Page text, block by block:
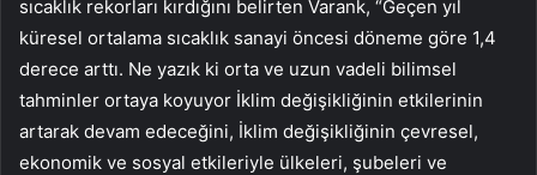
sıcaklık rekorları kırdığını belirten Varank, “Geçen yıl
küresel ortalama sıcaklık sanayi öncesi döneme göre 1,4
derece arttı. Ne yazık ki orta ve uzun vadeli bilimsel
tahminler ortaya koyuyor İklim değişikliğinin etkilerinin
artarak devam edeceğini, İklim değişikliğinin çevresel,
ekonomik ve sosyal etkileriyle ülkeleri, şubeleri ve